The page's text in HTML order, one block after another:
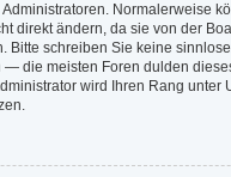
Normalerweise
direkt ändern, da sie von der
Bitte schreiben Sie keine
— die meisten Foren dulden
wird Ihren Rang unter